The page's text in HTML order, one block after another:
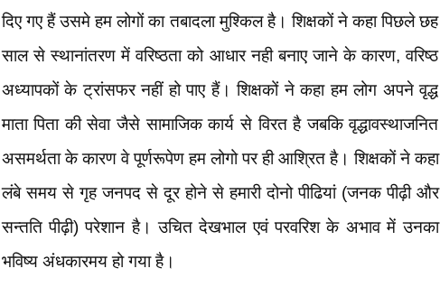
दिए गए हैं उसमे हम लोगों का तबादला मुश्किल है। शिक्षकों ने कहा पिछले छह
साल से स्थानांतरण में वरिष्ठता को आधार नही बनाए जाने के कारण, वरिष्ठ
अध्यापकों के ट्रांसफर नहीं हो पाए हैं। शिक्षकों ने कहा हम लोग अपने वृद्ध
माता पिता की सेवा जैसे सामाजिक कार्य से विरत है जबकि वृद्धावस्थाजनित
असमर्थता के कारण वे पूर्णरूपेण हम लोगो पर ही आश्रित है। शिक्षकों ने कहा
लंबे समय से गृह जनपद से दूर होने से हमारी दोनो पीढियां (जनक पीढ़ी और
सन्तति पीढ़ी) परेशान है। उचित देखभाल एवं परवरिश के अभाव में उनका
भविष्य अंधकारमय हो गया है।